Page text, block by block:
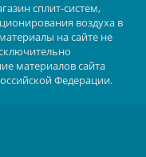
данных типов
габариты блоков и
упрощают
сплит-систем,
воздуха в
на сайте не
материалов сайта
Федерации.